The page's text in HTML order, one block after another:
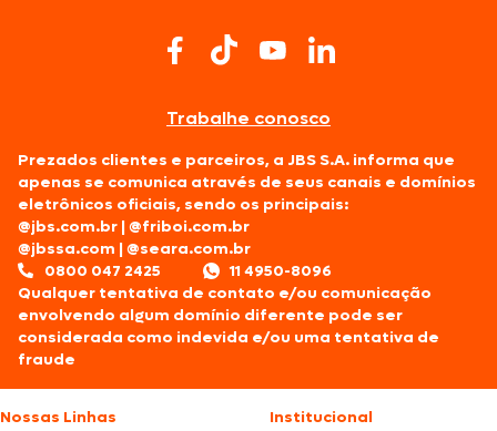
Trabalhe conosco
Prezados clientes e parceiros, a JBS S.A. informa que
apenas se comunica através de seus canais e domínios
eletrônicos oficiais, sendo os principais:
@jbs.com.br |@friboi.com.br
@jbssa.com |@seara.com.br
0800 047 2425
11 4950-8096
Qualquer tentativa de contato e/ou comunicação
envolvendo algum domínio diferente pode ser
considerada como indevida e/ou uma tentativa de
fraude
Nossas Linhas
Institucional